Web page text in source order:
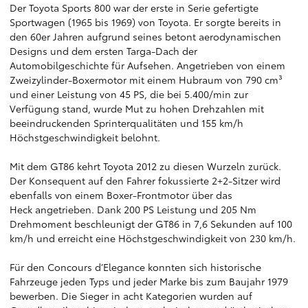
Der Toyota Sports 800 war der erste in Serie gefertigte
Sportwagen (1965 bis 1969) von Toyota. Er sorgte bereits in
den 60er Jahren aufgrund seines betont aerodynamischen
Designs und dem ersten Targa-Dach der
Automobilgeschichte für Aufsehen. Angetrieben von einem
Zweizylinder-Boxermotor mit einem Hubraum von 790 cm³
und einer Leistung von 45 PS, die bei 5.400/min zur
Verfügung stand, wurde Mut zu hohen Drehzahlen mit
beeindruckenden Sprinterqualitäten und 155 km/h
Höchstgeschwindigkeit belohnt.
Mit dem GT86 kehrt Toyota 2012 zu diesen Wurzeln zurück.
Der Konsequent auf den Fahrer fokussierte 2+2-Sitzer wird
ebenfalls von einem Boxer-Frontmotor über das
Heck angetrieben. Dank 200 PS Leistung und 205 Nm
Drehmoment beschleunigt der GT86 in 7,6 Sekunden auf 100
km/h und erreicht eine Höchstgeschwindigkeit von 230 km/h.
Für den Concours d’Elegance konnten sich historische
Fahrzeuge jeden Typs und jeder Marke bis zum Baujahr 1979
bewerben. Die Sieger in acht Kategorien wurden auf